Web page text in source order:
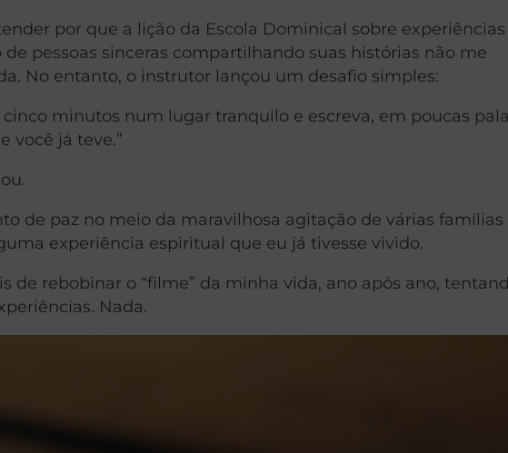
por que a lição da Escola Dominical sobre experiências
pessoas sinceras compartilhando suas histórias não me
No entanto, o instrutor lançou um desafio simples:
cinco minutos num lugar tranquilo e escreva, em poucas
você já teve.”
de paz no meio da maravilhosa agitação de várias famílias
experiência espiritual que eu já tivesse vivido.
de rebobinar o “filme” da minha vida, ano após ano,
Nada.